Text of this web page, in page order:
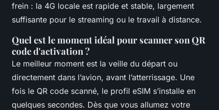
frein : la 4G locale est rapide et stable, largement
suffisante pour le streaming ou le travail à distance.
Quel est le moment idéal pour scanner son QR
code d'activation ?
Le meilleur moment est la veille du départ ou
directement dans l’avion, avant l’atterrissage. Une
fois le QR code scanné, le profil eSIM s’installe en
quelques secondes. Dès que vous allumez votre